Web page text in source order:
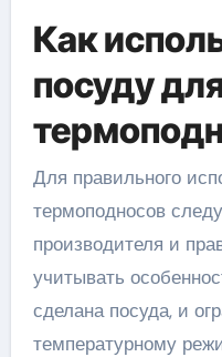
Как
посуду
Для правильного
термоподносов
производителя и
учитывать
сделана посуда, и
температурному